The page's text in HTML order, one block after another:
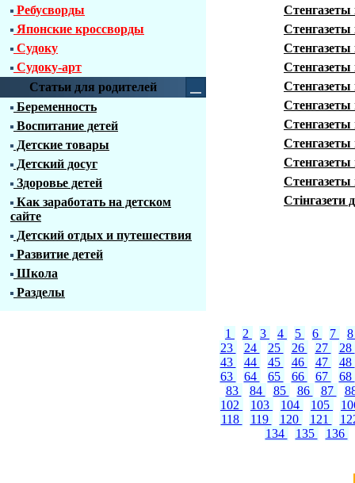
Ребусворды
Японские кроссворды
Судоку
Судоку-арт
Статьи для родителей
Беременность
Воспитание детей
Детские товары
Детский досуг
Здоровье детей
Как заработать на детском
сайте
Детский отдых и путешествия
Развитие детей
Школа
Разделы
Стенгазеты
Стінгазети
1 2 3 4 5 6 7
23
24 25 26 27
28
43
44 45 46 47
48
63
64 65 66 67
68
83
84 85 86 87
102
103 104 105
118
119 120 121
134
135 136